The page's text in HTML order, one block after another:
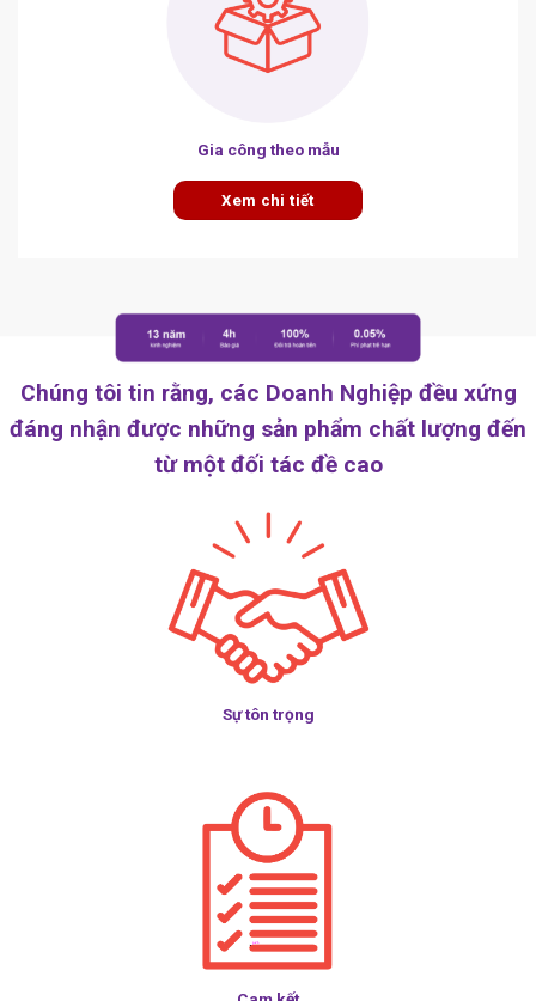
Gia công theo mẫu
Xem chi tiết
Chúng tôi tin rằng, các Doanh Nghiệp đều xứng
đáng nhận được những sản phẩm chất lượng đến
từ một đối tác đề cao
Sự tôn trọng